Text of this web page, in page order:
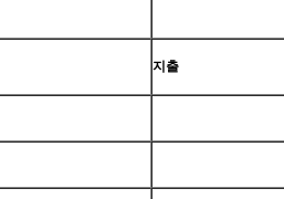
지출
케치북5